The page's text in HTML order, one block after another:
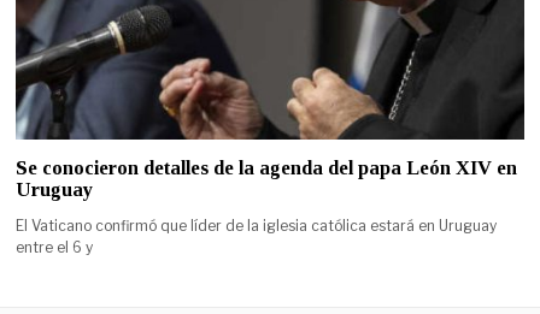
Se conocieron detalles de la agenda del papa León XIV en
Uruguay
El Vaticano confirmó que líder de la iglesia católica estará en Uruguay
entre el 6 y